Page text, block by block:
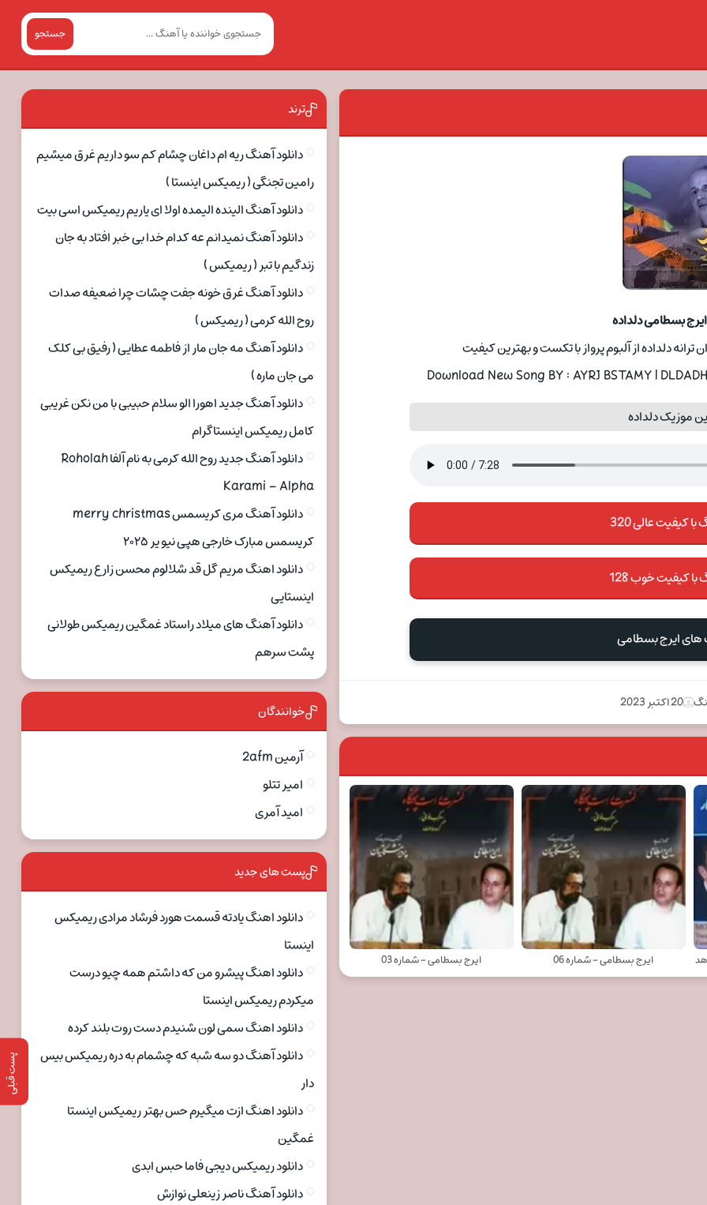
جستجو
پست قبلی
بسطامی دلداده
دلداده از آلبوم پرواز با تکست و بهترین کیفیت
Download New Song BY : AYRJ BSTAMY |
موزیک دلداده
کیفیت عالی 320
با کیفیت خوب 128
های ایرج بسطامی
20 اکتبر 2023
ایرج بسطامی - شماره 06 ایرج بسطامی - شماره 03
ترند
دانلود آهنگ ریه ام داغان چشام کم سو داریم غرق میشیم
رامین تجنگی ( ریمیکس اینستا )
دانلود آهنگ الینده الیمده اولا ای یاریم ریمیکس اسی بیت
دانلود آهنگ نمیدانم عه کدام خدا بی خبر افتاد به جان
زندگیم با تبر ( ریمیکس )
دانلود آهنگ غرق خونه جفت چشات چرا ضعیفه صدات
روح الله کرمی ( ریمیکس )
دانلود آهنگ مه جان مار از فاطمه عطایی ( رفیق بی کلک
می جان ماره )
دانلود آهنگ جدید اهورا الو سلام حبیبی با من نکن غریبی
کامل ریمیکس اینستاگرام
دانلود آهنگ جدید روح الله کرمی به نام آلفا Roholah
Karami – Alpha
دانلود آهنگ مری کریسمس merry christmas
کریسمس مبارک خارجی هپی نیو یر ۲۰۲۵
دانلود اهنگ مریم گل قد شلالوم محسن زارع ریمیکس
اینستایی
دانلود آهنگ های میلاد راستاد غمگین ریمیکس طولانی
پشت سرهم
خوانندگان
آرمین 2afm
امیر تتلو
امید آمری
پست های جدید
دانلود اهنگ یادته قسمت هورد فرشاد مرادی ریمیکس
اینستا
دانلود اهنگ پیشرو من که داشتم همه چیو درست
میکردم ریمیکس اینستا
دانلود اهنگ سمی لون شنیدم دست روت بلند کرده
دانلود آهنگ دو سه شبه که چشمام به دره ریمیکس بیس
دار
دانلود اهنگ ازت میگیرم حس بهتر ریمیکس اینستا
غمگین
دانلود ریمیکس دیجی فاما حبس ابدی
دانلود آهنگ ناصر زینعلی نوازش